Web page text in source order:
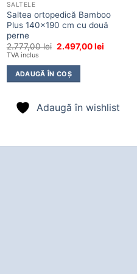
lei.
SALTELE
Saltea ortopedică Bamboo
Plus 140×190 cm cu două
perne
2.777,00lei Prețul
fost:
2.777,00 lei.
2.497,00leiPrețul
TVA inclus
ADAUGĂ ÎN COȘ
Adaugă în wishlist